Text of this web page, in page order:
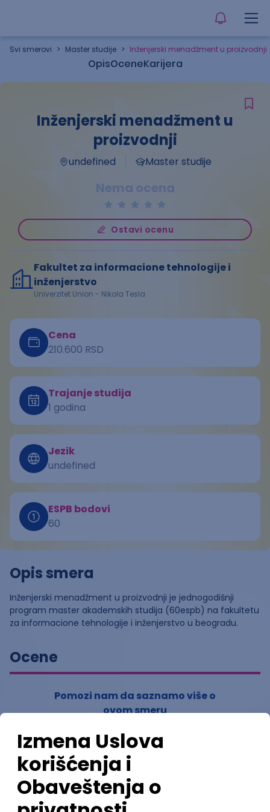
Svi smerovi > Master studije > Inženjerski menadžment u proizvodnji
OpisOceneKarijera
Inženjerski menadžment u
proizvodnji
undefined Master studije
Nema ocena
Ostavi ocenu
Fakultet za informacione tehnologije i
inženjerstvo
Univerzitet Union - Nikola Tesla
Cena
210.600 RSD
Trajanje studija
1 godina
Jezik
undefined
ESPB bodovi
60
Opis smera
Inženjerski menadžment u proizvodnji je jednogodišnji
program master akademskih studija (60espb) na fakultetu
za informacione tehnologije i inženjerstvo u beogradu.
Ocene
Pomozi nam da saznamo više o
ovom smeru
(0 ocena)
Ostavi ocenu